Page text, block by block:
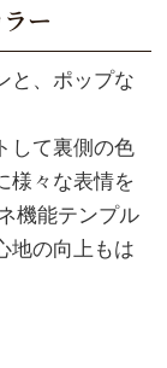
ー
と、ポップな
して裏側の色
様々な表情を
機能テンプル
地の向上もは